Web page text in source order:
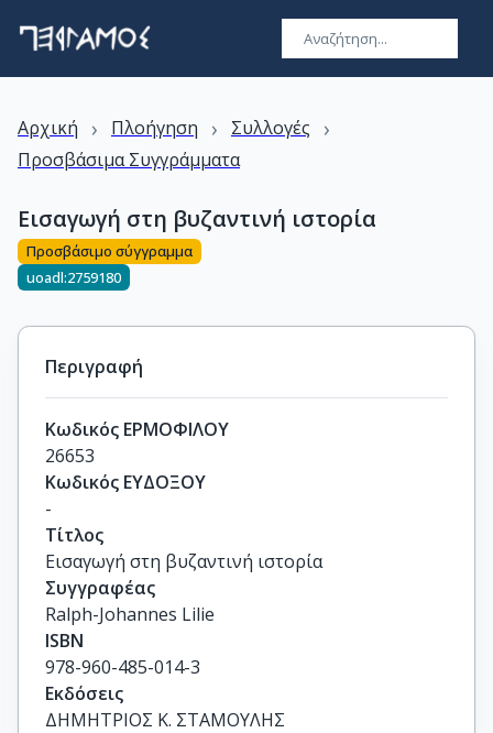
Αρχική › Πλοήγηση › Συλλογές ›
Προσβάσιμα Συγγράμματα
Εισαγωγή στη βυζαντινή ιστορία
Προσβάσιμο σύγγραμμα
uoadl:2759180
Περιγραφή
Κωδικός ΕΡΜΟΦΙΛΟΥ
26653
Κωδικός ΕΥΔΟΞΟΥ
-
Τίτλος
Εισαγωγή στη βυζαντινή ιστορία
Συγγραφέας
Ralph-Johannes Lilie
ISBN
978-960-485-014-3
Εκδόσεις
ΔΗΜΗΤΡΙΟΣ Κ. ΣΤΑΜΟΥΛΗΣ